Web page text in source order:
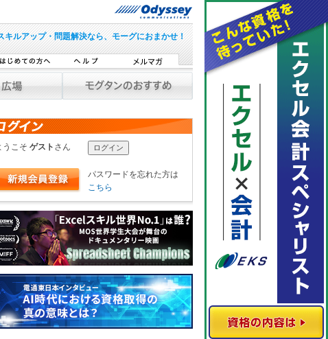
キルアップ・問題解決なら、モーグにおまかせ！
うこそ ゲスト さん
パスワードを忘れた方は
こちら